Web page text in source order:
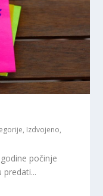
, Izdvojeno,
počinje
predati...